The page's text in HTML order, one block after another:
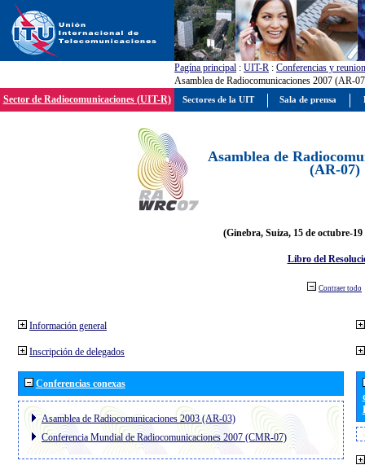
Pagína principal : UIT-R : Conferencias y
Asamblea de Radiocomunicaciones 2007 (AR-
Sector de Radiocomunicaciones (UIT-R)
Asamblea de
(AR-07)
(Ginebra, Suiza, 15 de octubre-19
Libro del
Contraer todo
Información general
Inscripción de delegados
Conferencias conexas
Asamblea de Radiocomunicaciones 2003 (AR-03)
Conferencia Mundial de Radiocomunicaciones 2007 (CMR-07)
Sectores de la UIT Sala de prensa